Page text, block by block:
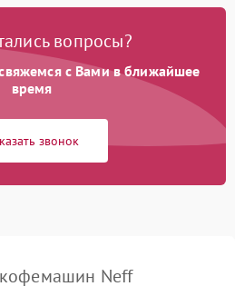
1500 ₽ Подробнее →
вопросы?
с Вами в ближайшее
время
звонок
Neff